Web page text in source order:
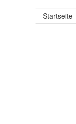
Startseite